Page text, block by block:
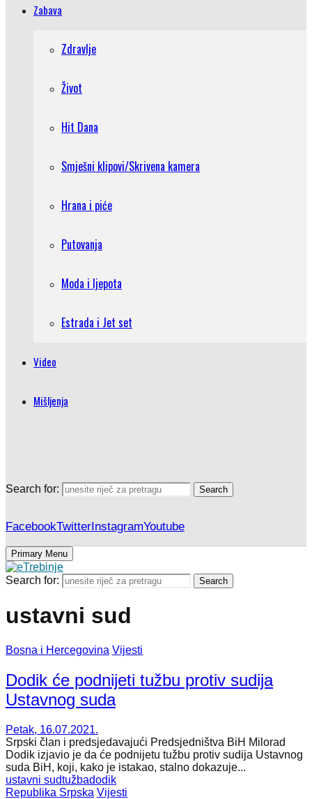
Zabava
Zdravlje
Život
Hit Dana
Smješni klipovi/Skrivena kamera
Hrana i piće
Putovanja
Moda i ljepota
Estrada i Jet set
Video
Mišljenja
Search for: Search
FacebookTwitterInstagramYoutube
Primary Menu
Search for: Search
ustavni sud
Bosna i Hercegovina Vijesti
Dodik će podnijeti tužbu protiv sudija
Ustavnog suda
Petak, 16.07.2021.
Srpski član i predsjedavajući Predsjedništva BiH Milorad
Dodik izjavio je da će podnijetu tužbu protiv sudija Ustavnog
suda BiH, koji, kako je istakao, stalno dokazuje...
ustavni sudtužbadodik
Republika Srpska Vijesti